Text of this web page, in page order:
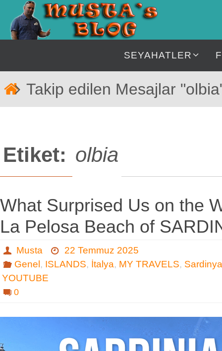
İçeriğe
geç
SEYAHATLER
Takip edilen Mesajlar
Etiket: olbia
What Surprised Us on the
La Pelosa Beach of
Musta
22 Temmuz 2025
Genel , ISLANDS, İtalya, MY TRAVELS, Sardinya
YOUTUBE
0